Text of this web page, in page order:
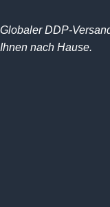
Globaler DDP-
Ihnen nach Hause.